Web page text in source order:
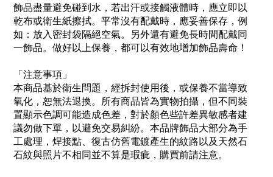
飾品盡量避免碰到水，若出汗或接觸液體時，應立即以
乾布或衛生紙擦拭。平常沒有配戴時，應妥善保存，例
如：放入密封袋隔絕空氣。另外還有避免長時間配戴同
一飾品。做好以上保養，都可以有效地增加飾品壽命！
「注意事項」
本商品基於衛生問題，經拆封使用後，或保養不當導致
氧化，恕無法退換。所有商品皆為實物拍攝，但不同裝
置顯示色調可能造成色差，對於顏色些許差異敏感者建
議勿做下單，以避免交易糾紛。本品牌飾品大部分為手
工處理，焊接點、復古仿舊電鍍產生的紋路以及天然石
石紋與照片不相同並不算是瑕疵，購買前請注意。